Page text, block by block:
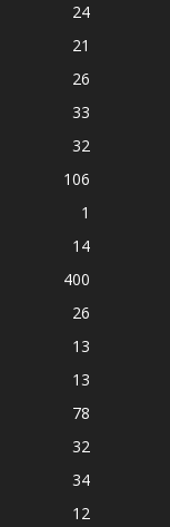
24
21
26
33
32
106
1
14
400
26
13
13
78
32
34
12